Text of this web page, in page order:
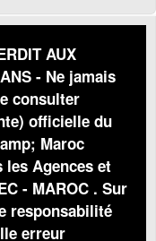
AUX
- Ne jamais
consulter
officielle du
Maroc
les Agences et
- MAROC . Sur
responsabilité
erreur